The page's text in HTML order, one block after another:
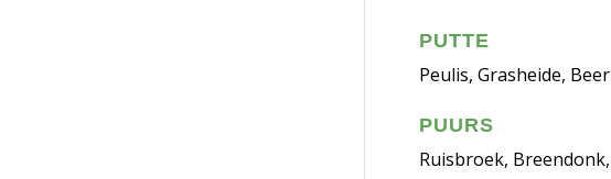
PUTTE
Peulis, Grasheide,
PUURS
Ruisbroek,